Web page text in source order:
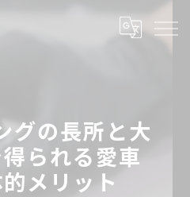
グの長所と大
られる愛車
メリット